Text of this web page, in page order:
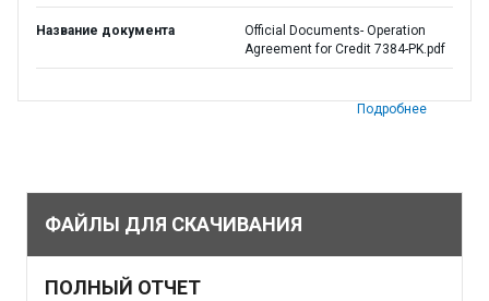
Название документа
Official Documents- Operation
Agreement for Credit 7384-PK.pdf
Подробнее
ФАЙЛЫ ДЛЯ СКАЧИВАНИЯ
ПОЛНЫЙ ОТЧЕТ